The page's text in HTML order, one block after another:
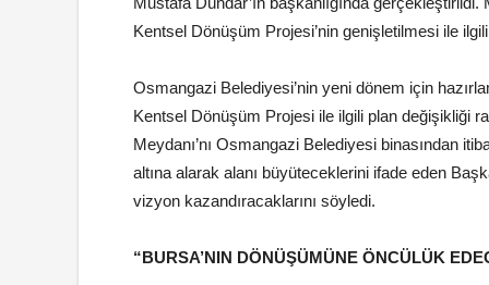
Kentsel Dönüşüm Projesi’nin genişletilmesi ile
Osmangazi Belediyesi’nin yeni dönem için
Kentsel Dönüşüm Projesi ile ilgili plan değişikliği
Meydanı’nı Osmangazi Belediyesi binasından
altına alarak alanı büyüteceklerini ifade eden
vizyon kazandıracaklarını söyledi.
“BURSA’NIN DÖNÜŞÜMÜNE ÖNCÜLÜK